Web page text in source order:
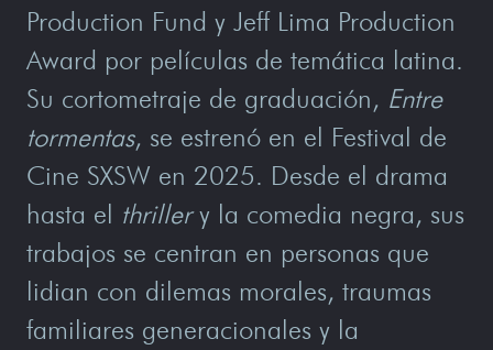
Production Fund y Jeff Lima Production
Award por películas de temática latina.
Su cortometraje de graduación, Entre
tormentas, se estrenó en el Festival de
Cine SXSW en 2025. Desde el drama
hasta el thrillery la comedia negra, sus
trabajos se centran en personas que
lidian con dilemas morales, traumas
familiares generacionales y la